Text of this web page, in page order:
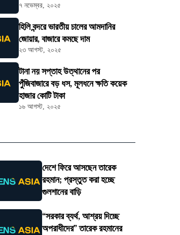
৭ নভেম্বর, ২০২৫
হিলি বন্দরে ভারতীয় চালের আমদানির
জোয়ার, বাজারে কমছে দাম
২৩ আগস্ট, ২০২৫
টানা নয় সপ্তাহ উত্থানের পর
পুঁজিবাজারে বড় ধস, মূলধনে ক্ষতি কয়েক
হাজার কোটি টাকা
১৬ আগস্ট, ২০২৫
দেশে ফিরে আসছেন তারেক
রহমান; প্রস্তুত করা হচ্ছে
গুলশানের বাড়ি
“সরকার ব্যর্থ, আশ্রয় দিচ্ছে
অপরাধীদের” তারেক রহমানের